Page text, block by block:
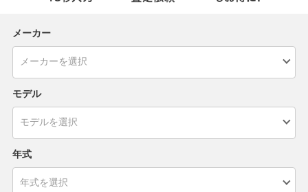
メーカー
モデル
年式